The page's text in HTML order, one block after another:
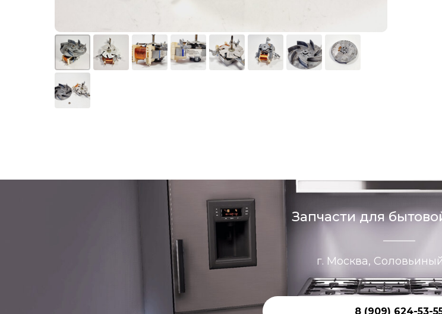
Запчасти для
г. Москва,
8 (909) 624-53-